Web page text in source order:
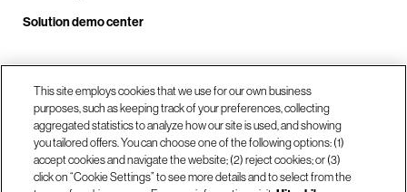
Solution demo center
Call us at +1.678.403.3035
Our locations
This site employs cookies that we use for our own business
purposes, such as keeping track of your preferences, collecting
aggregated statistics to analyze how our site is used, and showing
you tailored offers. You can choose one of the following options: (1)
accept cookies and navigate the website; (2) reject cookies; or (3)
click on “Cookie Settings” to see more details and to select from the